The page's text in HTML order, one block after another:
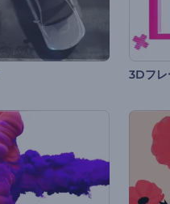
3Dフレ